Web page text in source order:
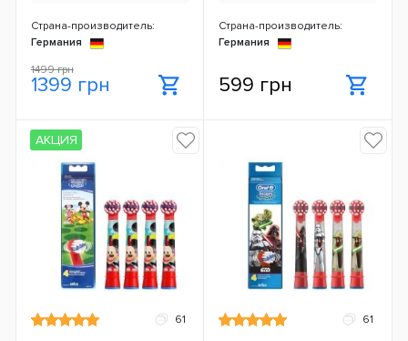
Страна-производитель:
Германия
1499 грн
1399 грн
Страна-производитель:
Германия
599 грн
61
АКЦИЯ
61